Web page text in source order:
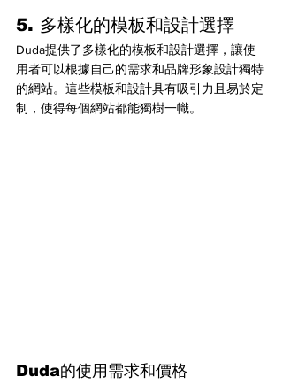
5. 多樣化的模板和設計選擇
Duda提供了多樣化的模板和設計選擇，讓使
用者可以根據自己的需求和品牌形象設計獨特
的網站。這些模板和設計具有吸引力且易於定
制，使得每個網站都能獨樹一幟。
Duda的使用需求和價格